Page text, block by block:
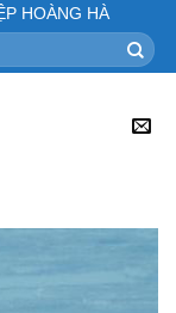
HOÀNG HÀ